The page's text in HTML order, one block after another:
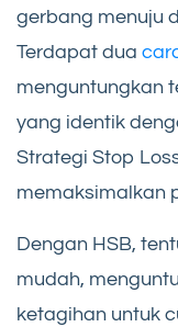
gerbang menuju
Terdapat dua
menguntungkan
yang identik
Strategi Stop
memaksimalkan
Dengan HSB,
mudah,
ketagihan untuk